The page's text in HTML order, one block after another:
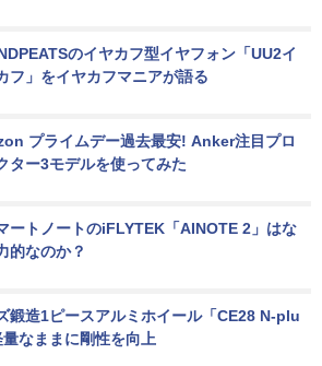
のイヤカフ型イヤフォン「UU2イ
フ」をイヤカフマニアが語る
プライムデー過去最安! Anker注目プロ
ター3モデルを使ってみた
ートノートのiFLYTEK「AINOTE 2」はな
的なのか？
鍛造1ピースアルミホイール「CE28 N-plu
なままに剛性を向上